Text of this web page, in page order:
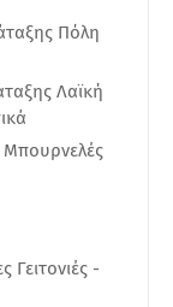
Πόλη
Λαϊκή
Μπουρνελές
-